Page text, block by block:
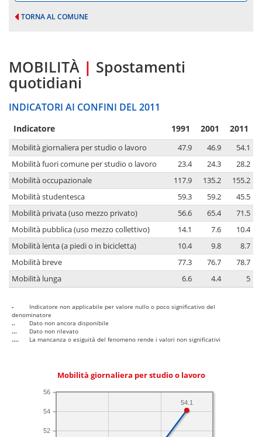
TORNA AL COMUNE
MOBILITÀ | Spostamenti
quotidiani
INDICATORI AI CONFINI DEL 2011
Indicatore 1991 2001 2011
Mobilità giornaliera per studio o lavoro 47.9 46.9
54.1
Mobilità fuori comune per studio o lavoro
23.4 24.3
28.2
Mobilità occupazionale
117.9 135.2
155.2
Mobilità studentesca
59.3 59.2
45.5
Mobilità privata (uso mezzo privato)
56.6 65.4
71.5
Mobilità pubblica (uso mezzo collettivo)
14.1 7.6
10.4
Mobilità lenta (a piedi o in bicicletta)
10.4 9.8
8.7
Mobilità breve
77.3 76.7
78.7
Mobilità lunga
6.6 4.4 5
-
Indicatore non applicabile per valore nullo o poco significativo del
denominatore
..
Dato non ancora disponibile
...
Dato non rilevato
....
La mancanza o esiguità del fenomeno rende i valori non significativi
Mobilità giornaliera per studio o lavoro
52
54
56
54.1